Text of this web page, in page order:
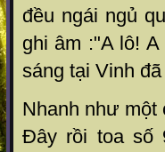
đều ngái ngủ
ghi âm :"A lô!
sáng tại Vinh
Nhanh như một
Đây rồi toa số